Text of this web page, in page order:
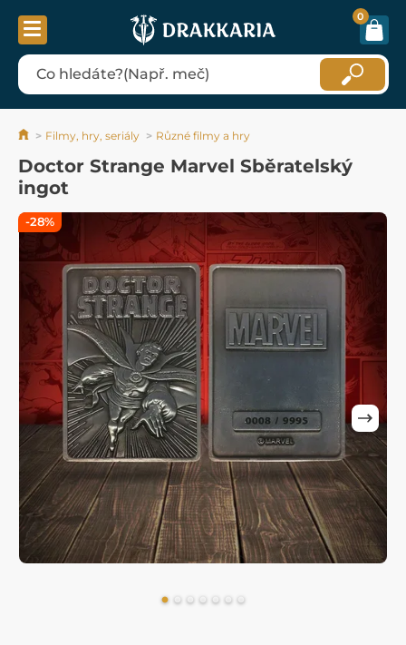
0
Filmy, hry, seriály Různé filmy a hry
Doctor Strange Marvel Sběratelský
ingot
-28%